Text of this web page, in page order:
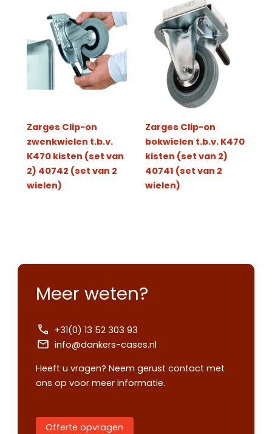
Zarges Clip-on
zwenkwielen t.b.v.
K470 kisten (set van
2) 40742 (set van 2
wielen)
Zarges Clip-on
bokwielen t.b.v. K470
kisten (set van 2)
40741 (set van 2
wielen)
Meer weten?
+31(0) 13 52 303 93
info@dankers-cases.nl
Heeft u vragen? Neem gerust contact met
ons op voor meer informatie.
Offerte opvragen